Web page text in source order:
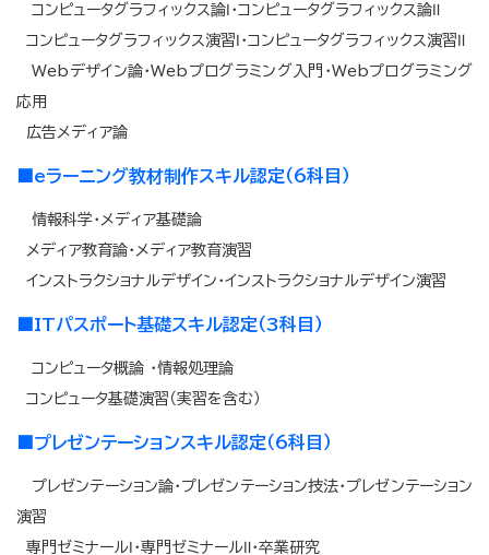
コンピュータグラフィックス論Ⅰ・コンピュータグラフィックス論Ⅱ
コンピュータグラフィックス演習Ⅰ・コンピュータグラフィックス演習Ⅱ
Webデザイン論・Webプログラミング入門・Webプログラミング
応用
広告メディア論
eラーニング教材制作スキル認定（6科目）
情報科学・メディア基礎論
メディア教育論・メディア教育演習
インストラクショナルデザイン・インストラクショナルデザイン演習
ITパスポート基礎スキル認定（3科目）
コンピュータ概論 ・情報処理論
コンピュータ基礎演習（実習を含む）
■プレゼンテーションスキル認定（6科目）
プレゼンテーション論・プレゼンテーション技法・プレゼンテーション
演習
専門ゼミナールⅠ・専門ゼミナールⅡ・卒業研究